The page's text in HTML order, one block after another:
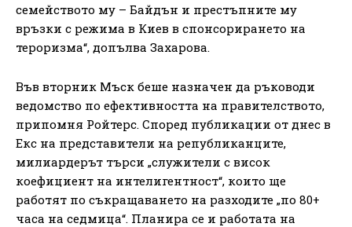
семейството му – Байдън и престъпните му
връзки с режима в Киев в спонсорирането на
тероризма“, допълва Захарова.
Във вторник Мъск беше назначен да ръководи
ведомство по ефективността на правителството,
припомня Ройтерс. Според публикации от днес в
Екс на представители на републиканците,
милиардерът търси „служители с висок
коефициент на интелигентност“, които ще
работят по съкращаването на разходите „по 80+
часа на седмица“. Планира се и работата на